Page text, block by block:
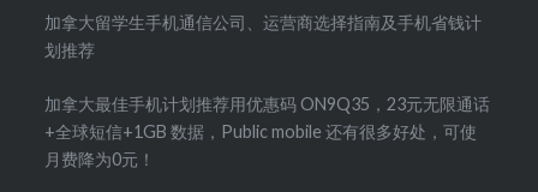
加拿大留学生手机通信公司、运营商选择指南及手机省钱计
划推荐
加拿大最佳手机计划推荐用优惠码 ON9Q35，23元无限通话
+全球短信+1GB 数据，Public mobile 还有很多好处，可使
月费降为0元！